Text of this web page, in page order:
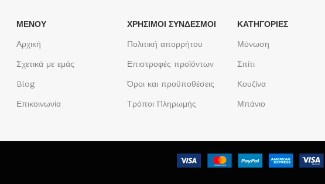
ΜΕΝΟΥ
Αρχική
Σχετικά με εμάς
Blog
Επικοινωνία
ΧΡΉΣΙΜΟΙ ΣΎΝΔΕΣΜΟΙ
Πολιτική απορρήτου
Επιστροφές προϊόντων
Όροι και προϋποθέσεις
Τρόποι Πληρωμής
ΚΑΤΗΓΟΡΙΕΣ
Μόνωση
Σπίτι
Κουζίνα
Μπάνιο